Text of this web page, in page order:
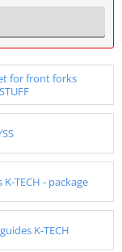
for front forks
K-TECH - package
K-TECH